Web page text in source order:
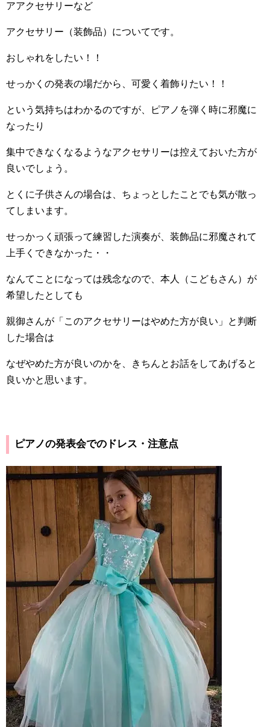
アアクセサリーなど
アクセサリー（装飾品）についてです。
おしゃれをしたい！！
せっかくの発表の場だから、可愛く着飾りたい！！
という気持ちはわかるのですが、ピアノを弾く時に邪魔に
なったり
集中できなくなるようなアクセサリーは控えておいた方が
良いでしょう。
とくに子供さんの場合は、ちょっとしたことでも気が散っ
てしまいます。
せっかっく頑張って練習した演奏が、装飾品に邪魔されて
上手くできなかった・・
なんてことになっては残念なので、本人（こどもさん）が
希望したとしても
親御さんが「このアクセサリーはやめた方が良い」と判断
した場合は
なぜやめた方が良いのかを、きちんとお話をしてあげると
良いかと思います。
ピアノの発表会でのドレス・注意点